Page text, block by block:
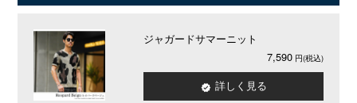
ジャガードサマーニット
7,590
詳しく見る